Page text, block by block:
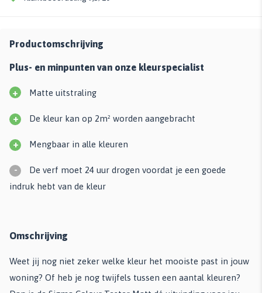
Productomschrijving
Plus- en minpunten van onze kleurspecialist
+ Matte uitstraling
+ De kleur kan op 2m² worden aangebracht
+ Mengbaar in alle kleuren
-
De verf moet 24 uur drogen voordat je een goede
indruk hebt van de kleur
Omschrijving
Weet jij nog niet zeker welke kleur het mooiste past in jouw
woning? Of heb je nog twijfels tussen een aantal kleuren?